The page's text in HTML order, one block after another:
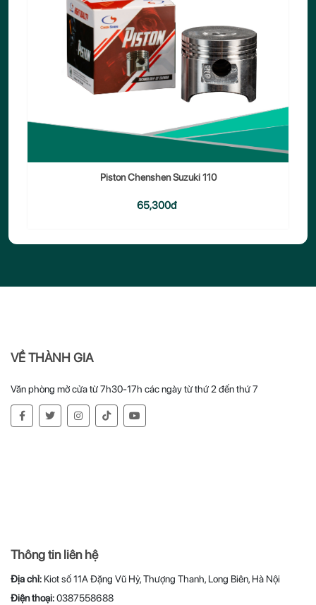
Piston Chenshen Suzuki 110
65,300đ
VỀ THÀNH GIA
Văn phòng mở cửa từ 7h30-17h các ngày từ thứ 2 đến thứ 7
Thông tin liên hệ
Địa chỉ: Kiot số 11A Đặng Vũ Hỷ, Thượng Thanh, Long Biên, Hà Nội
Điện thoại:0387558688